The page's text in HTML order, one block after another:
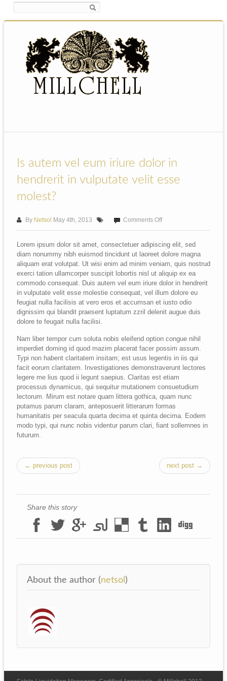
Is autem vel eum iriure dolor in
hendrerit in vulputate velit esse
molest?
By Netsol May 4th, 2013 Comments Offon
Is
vel
eum
iriure
dolor
in
hendrerit
in
vulputate
molest?
Lorem ipsum dolor sit amet, consectetuer adipiscing elit, sed
diam nonummy nibh euismod tincidunt ut laoreet dolore magna
aliquam erat volutpat. Ut wisi enim ad minim veniam, quis nostrud
exerci tation ullamcorper suscipit lobortis nisl ut aliquip ex ea
commodo consequat. Duis autem vel eum iriure dolor in hendrerit
in vulputate velit esse molestie consequat, vel illum dolore eu
feugiat nulla facilisis at vero eros et accumsan et iusto odio
dignissim qui blandit praesent luptatum zzril delenit augue duis
dolore te feugait nulla facilisi.
Nam liber tempor cum soluta nobis eleifend option congue nihil
imperdiet doming id quod mazim placerat facer possim assum.
Typi non habent claritatem insitam; est usus legentis in iis qui
facit eorum claritatem. Investigationes demonstraverunt lectores
legere me lius quod ii legunt saepius. Claritas est etiam
processus dynamicus, qui sequitur mutationem consuetudium
lectorum. Mirum est notare quam littera gothica, quam nunc
putamus parum claram, anteposuerit litterarum formas
humanitatis per seacula quarta decima et quinta decima. Eodem
modo typi, qui nunc nobis videntur parum clari, fiant sollemnes in
futurum.
← previous post next post →
Share this story
About the author (netsol )